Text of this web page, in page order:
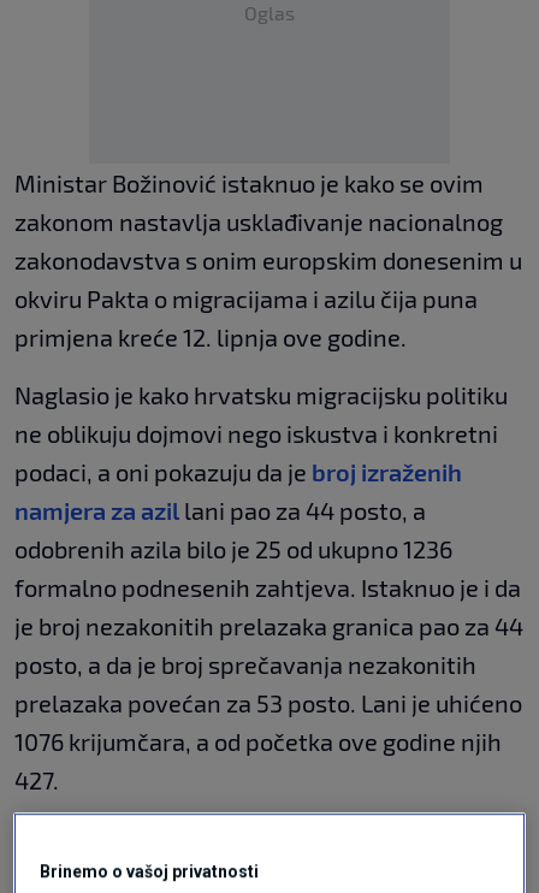
Oglas
Ministar Božinović istaknuo je kako se ovim
zakonom nastavlja usklađivanje nacionalnog
zakonodavstva s onim europskim donesenim u
okviru Pakta o migracijama i azilu čija puna
primjena kreće 12. lipnja ove godine.
Naglasio je kako hrvatsku migracijsku politiku
ne oblikuju dojmovi nego iskustva i konkretni
podaci, a oni pokazuju da je broj izraženih
namjera za azil lani pao za 44 posto, a
odobrenih azila bilo je 25 od ukupno 1236
formalno podnesenih zahtjeva. Istaknuo je i da
je broj nezakonitih prelazaka granica pao za 44
posto, a da je broj sprečavanja nezakonitih
prelazaka povećan za 53 posto. Lani je uhićeno
1076 krijumčara, a od početka ove godine njih
427.
dokumente migranata i nasilno ih
Brinemo o vašoj privatnosti